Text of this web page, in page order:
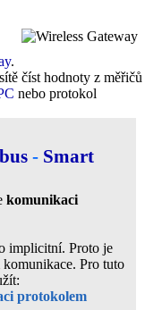
.
sítě číst hodnoty z měřičů
nebo protokol
- Smart
komunikaci
implicitní. Proto je
Pro tuto
protokolem